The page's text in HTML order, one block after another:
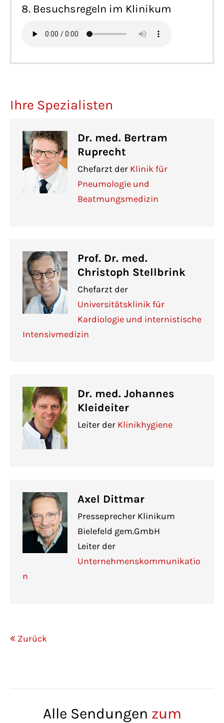
8. Besuchsregeln im Klinikum
Ihre Spezialisten
Dr. med. Bertram
Ruprecht
Chefarzt der Klinik für
Pneumologie und
Beatmungsmedizin
Prof. Dr. med.
Christoph Stellbrink
Chefarzt der
Universitätsklinik für
Kardiologie und internistische
Intensivmedizin
Dr. med. Johannes
Kleideiter
Leiter der Klinikhygiene
Axel Dittmar
Presseprecher Klinikum
Bielefeld gem.GmbH
Leiter der
Unternehmenskommunikatio
n
Zurück
Alle Sendungen zum